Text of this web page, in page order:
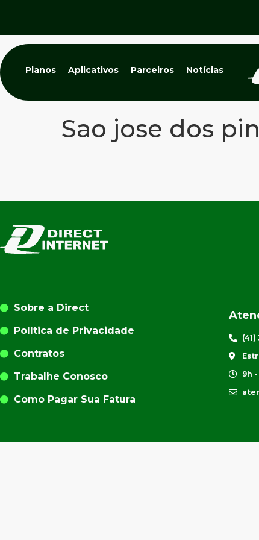
Planos Aplicativos Parceiros Notícias
Sao jose dos
Sobre a Direct
Política de Privacidade
Contratos
Trabalhe Conosco
Como Pagar Sua Fatura
9h -